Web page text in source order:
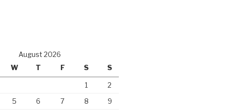
August 2026
W T F S S
1
2
5 6 7 8
9